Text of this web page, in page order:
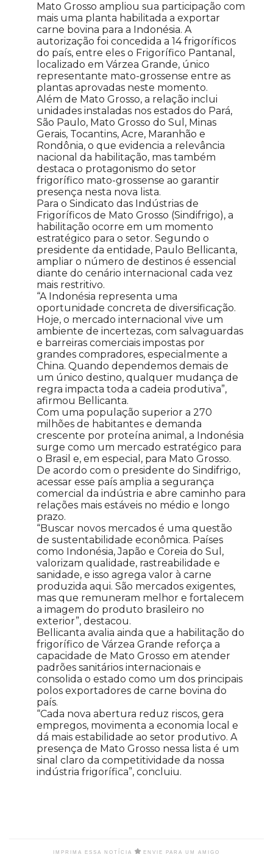
Mato Grosso ampliou sua participação com
mais uma planta habilitada a exportar
carne bovina para a Indonésia. A
autorização foi concedida a 14 frigoríficos
do país, entre eles o Frigorífico Pantanal,
localizado em Várzea Grande, único
representante mato-grossense entre as
plantas aprovadas neste momento.
Além de Mato Grosso, a relação inclui
unidades instaladas nos estados do Pará,
São Paulo, Mato Grosso do Sul, Minas
Gerais, Tocantins, Acre, Maranhão e
Rondônia, o que evidencia a relevância
nacional da habilitação, mas também
destaca o protagonismo do setor
frigorífico mato-grossense ao garantir
presença nesta nova lista.
Para o Sindicato das Indústrias de
Frigoríficos de Mato Grosso (Sindifrigo), a
habilitação ocorre em um momento
estratégico para o setor. Segundo o
presidente da entidade, Paulo Bellicanta,
ampliar o número de destinos é essencial
diante do cenário internacional cada vez
mais restritivo.
“A Indonésia representa uma
oportunidade concreta de diversificação.
Hoje, o mercado internacional vive um
ambiente de incertezas, com salvaguardas
e barreiras comerciais impostas por
grandes compradores, especialmente a
China. Quando dependemos demais de
um único destino, qualquer mudança de
regra impacta toda a cadeia produtiva”,
afirmou Bellicanta.
Com uma população superior a 270
milhões de habitantes e demanda
crescente por proteína animal, a Indonésia
surge como um mercado estratégico para
o Brasil e, em especial, para Mato Grosso.
De acordo com o presidente do Sindifrigo,
acessar esse país amplia a segurança
comercial da indústria e abre caminho para
relações mais estáveis no médio e longo
prazo.
“Buscar novos mercados é uma questão
de sustentabilidade econômica. Países
como Indonésia, Japão e Coreia do Sul,
valorizam qualidade, rastreabilidade e
sanidade, e isso agrega valor à carne
produzida aqui. São mercados exigentes,
mas que remuneram melhor e fortalecem
a imagem do produto brasileiro no
exterior”, destacou.
Bellicanta avalia ainda que a habilitação do
frigorífico de Várzea Grande reforça a
capacidade de Mato Grosso em atender
padrões sanitários internacionais e
consolida o estado como um dos principais
polos exportadores de carne bovina do
país.
“Cada nova abertura reduz riscos, gera
empregos, movimenta a economia local e
dá mais estabilidade ao setor produtivo. A
presença de Mato Grosso nessa lista é um
sinal claro da competitividade da nossa
indústria frigorífica”, concluiu.
IMPRIMA ESSA NOTÍCIA ENVIE PARA UM AMIGO